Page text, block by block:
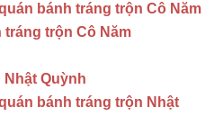
bánh tráng trộn Cô Năm
trộn Cô Năm
Nhật Quỳnh
bánh tráng trộn Nhật